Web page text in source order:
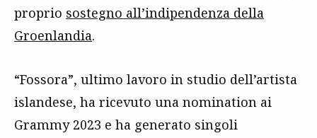
proprio sostegno all’indipendenza della
Groenlandia.
“Fossora”, ultimo lavoro in studio dell’artista
islandese, ha ricevuto una nomination ai
Grammy 2023 e ha generato singoli